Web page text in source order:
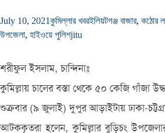
July 10, 2021কুমিল্লার খবরইলিয়টগঞ্জ বাজার, কঠোর
উপজেলা, হাইওয়ে পুলিশjitu
শরীফুল ইসলাম, চান্দিনাঃ
কুমিল্লায় চালের বস্তা থেকে ৫০ কেজি
শুক্রবার (৯ জুলাই) দুপুর আড়াইটায় ঢাকা-
আটককৃতরা হলেন, কুমিল্লার বুড়িচং